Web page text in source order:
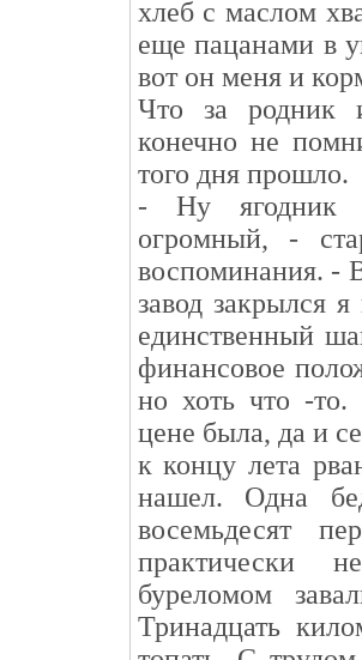
хлеб с маслом
еще пацанами в
вот он меня и
Что за
конечно не
того дня прошло.
- Ну ягодник
огромный, -
воспоминания. -
завод закрылся
единственный
финансовое
но хоть что -то.
цене была, да и
к концу лета
нашел. Одна
восемьдесят
практически
буреломом
Тринадцать